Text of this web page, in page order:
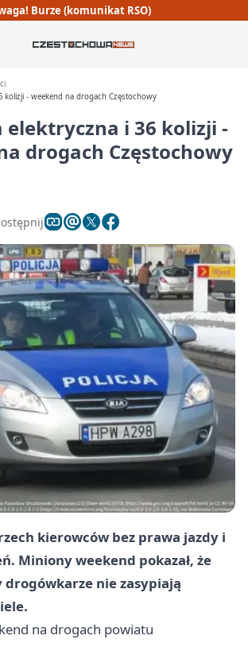
Burze (komunikat RSO)
kolizji - weekend na drogach Częstochowy
elektryczna i 36 kolizji -
drogach Częstochowy
kierowców bez prawa jazdy i
Miniony weekend pokazał, że
drogówkarze nie zasypiają
na drogach powiatu